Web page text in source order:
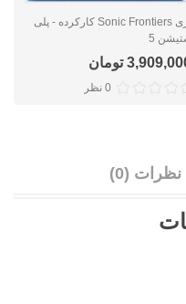
بازی Sonic Frontiers کارکرده - پلی
5
تومان
0 نظر
نظرات (0)